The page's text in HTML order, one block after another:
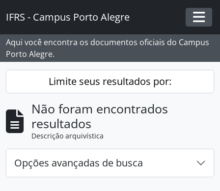
IFRS - Campus Porto Alegre
Aqui você encontra os documentos oficiais do Campus
Porto Alegre.
Limite seus resultados por:
Não foram encontrados
resultados
Descrição arquivística
Opções avançadas de busca